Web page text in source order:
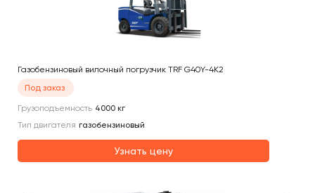
Газобензиновый вилочный погрузчик TRF G40Y-4K2
Под заказ
Грузоподъемность 4000 кг
Тип двигателя газобензиновый
Узнать цену